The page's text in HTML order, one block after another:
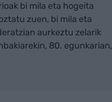
bi mila eta hogeita
zuen, bi mila eta
aurkeztu zelarik
80. egunkarian,